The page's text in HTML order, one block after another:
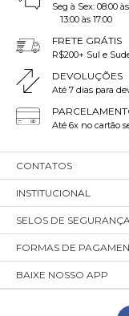
Seg à Sex: 08:00 às
13:00 às 17:00
FRETE GRÁTIS
R$200+ Sul e
DEVOLUÇÕES
Até 7 dias para
Até 6x no cartão
CONTATOS
INSTITUCIONAL
SELOS DE
FORMAS DE
BAIXE NOSSO APP